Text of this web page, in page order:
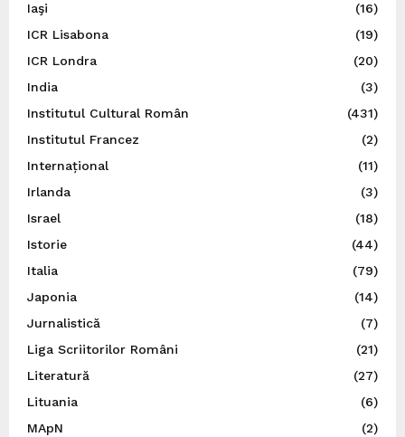
Iaşi
(16)
ICR Lisabona
(19)
ICR Londra
(20)
India
(3)
Institutul Cultural Român
(431)
Institutul Francez
(2)
Internațional
(11)
Irlanda
(3)
Israel
(18)
Istorie
(44)
Italia
(79)
Japonia
(14)
Jurnalistică
(7)
Liga Scriitorilor Români
(21)
Literatură
(27)
Lituania
(6)
MApN
(2)